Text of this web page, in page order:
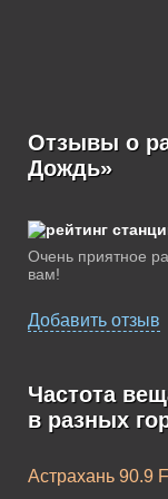
Отзывы о
Дождь»
Очень приятное
вам!
Добавить отзыв
Частота
в разных
Астрахань 90.9